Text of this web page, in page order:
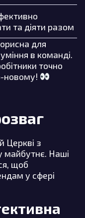
та діяти разом
для
в команді.
точно
новому!
Церкві з
майбутнє. Наші
щоб
у сфері